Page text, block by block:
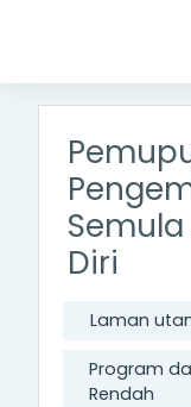
Diri
Laman
Program
Rendah